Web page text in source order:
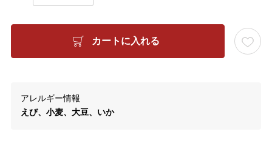
カートに入れる
アレルギー情報
えび、小麦、大豆、いか